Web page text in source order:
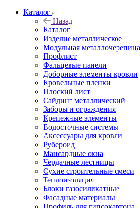
Каталог
Назад
Каталог
Изделие металлическое
Модульная металлочерепица
Профлист
Фальцевые панели
Доборные элементы кровли
Кровельные пленки
Плоский лист
Сайдинг металлический
Заборы и ограждения
Крепежные элементы
Водосточные системы
Аксессуары для кровли
Рубероид
Мансардные окна
Чердачные лестницы
Сухие строительные смеси
Теплоизоляция
Блоки газосиликатные
Фасадные материалы
Профиль для гипсокартона